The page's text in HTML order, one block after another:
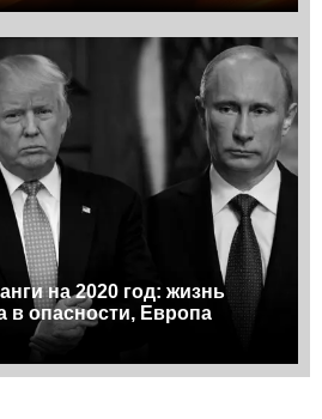
на 2020 год: жизнь
в опасности, Европа